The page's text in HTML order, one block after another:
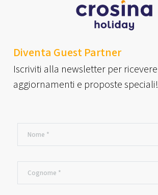
Diventa Guest Partner
Iscriviti alla newsletter per ricevere
aggiornamenti e proposte speciali!